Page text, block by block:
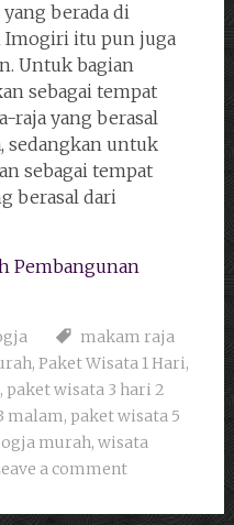
berada di
Imogiri itu pun juga
Untuk bagian
sebagai tempat
raja yang berasal
sedangkan untuk
sebagai tempat
berasal dari
Pembangunan
makam raja
, Paket Wisata 1 Hari,
, paket wisata 3 hari 2
malam, paket wisata 5
murah, wisata
a comment